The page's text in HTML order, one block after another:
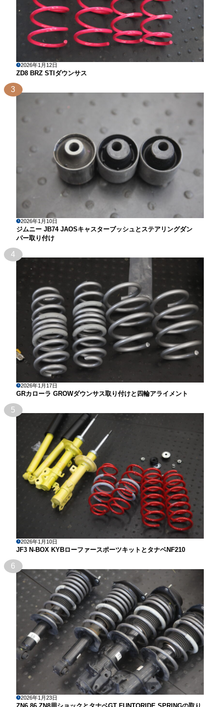
2026年1月12日
ZD8 BRZ STIダウンサス
3
2026年1月10日
ジムニー JB74 JAOSキャスターブッシュとステアリングダン
パー取り付け
4
2026年1月17日
GRカローラ GROWダウンサス取り付けと四輪アライメント
5
2026年1月10日
JF3 N-BOX KYBローファースポーツキットとタナベNF210
6
2026年1月23日